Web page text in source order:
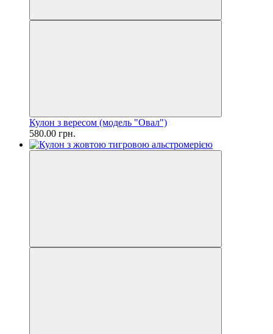
Кулон з вересом (модель "Овал")
580.00 грн.